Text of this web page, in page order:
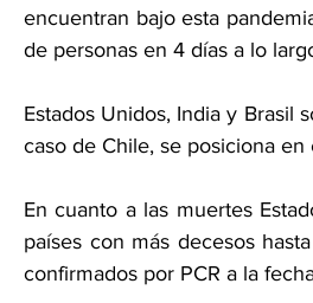
encuentran bajo esta
de personas en 4 días a lo
Estados Unidos, India y Brasil
caso de Chile, se posiciona
En cuanto a las muertes
países con más decesos
confirmados por PCR a la